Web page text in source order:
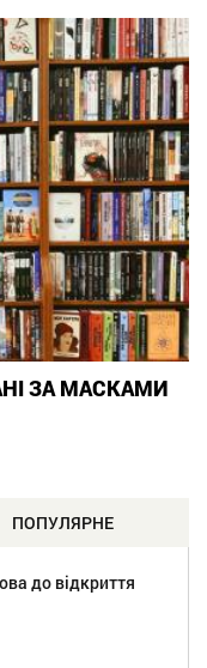
ЗА МАСКАМИ
ПОПУЛЯРНЕ
до відкриття